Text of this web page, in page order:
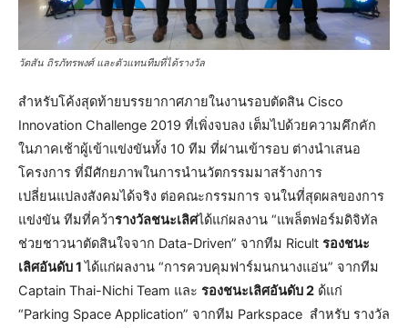
วัตสัน ถิรภัทรพงศ์ และตัวแทนทีมที่ได้รางวัล
สำหรับโค้งสุดท้ายบรรยากาศภายในงานรอบตัดสิน Cisco
Innovation Challenge 2019 ที่เพิ่งจบลง เต็มไปด้วยความคึกคัก
ในภาคเช้าผู้เข้าแข่งขันทั้ง 10 ทีม ที่ผ่านเข้ารอบ ต่างนำเสนอ
โครงการ ที่มีศักยภาพในการนำนวัตกรรมมาสร้างการ
เปลี่ยนแปลงสังคมได้จริง ต่อคณะกรรมการ จนในที่สุดผลของการ
แข่งขัน ทีมที่คว้ารางวัลชนะเลิศได้แก่ผลงาน “แพล็ตฟอร์มดิจิทัล
ช่วยชาวนาตัดสินใจจาก Data-Driven” จากทีม Ricult รองชนะ
เลิศอันดับ 1ได้แก่ผลงาน “การควบคุมฟาร์มนกนางแอ่น” จากทีม
Captain Thai-Nichi Team และ รองชนะเลิศอันดับ 2 ด้แก่
“Parking Space Application” จากทีม Parkspace สำหรับ รางวัล